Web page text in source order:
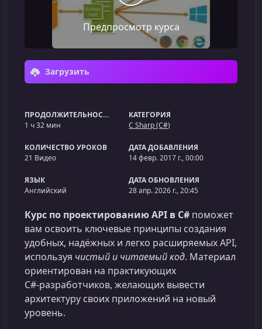
Предпросмотр курса
Загрузить
ПРОДОЛЖИТЕЛЬНОСТЬ
1 ч 32 мин
КАТЕГОРИЯ
C Sharp (C#)
КОЛИЧЕСТВО УРОКОВ
21 Видео
ДАТА ДОБАВЛЕНИЯ
14 февр. 2017 г., 00:00
ЯЗЫК
Английский
ДАТА ОБНОВЛЕНИЯ
28 апр. 2026 г., 20:45
Курс по проектированию API в C# поможет
вам освоить ключевые принципы создания
удобных, надёжных и легко расширяемых API,
используя чистый и читаемый код. Материал
ориентирован на практикующих
C#‑разработчиков, желающих вывести
архитектуру своих приложений на новый
уровень.